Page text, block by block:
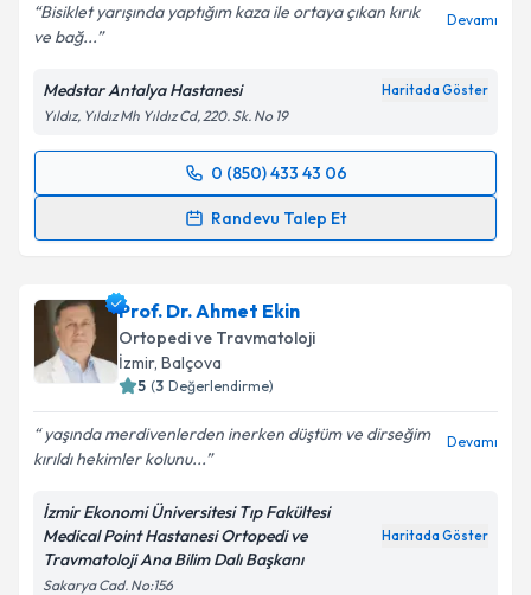
Bisiklet yarışında yaptığım kaza ile ortaya çıkan kırık
ve bağ...
Devamı
Medstar Antalya Hastanesi Haritada Göster
Yıldız, Yıldız Mh Yıldız Cd, 220. Sk. No 19
0 (850) 433 43 06
Randevu Talep Et
Randevu Takvimi Talebi
takvim hazırlandığında e-posta ile bilgilendireceğiz.
E-posta Adresiniz
'ni okudum ve kişisel verilerimin belirtilen
kapsamda işlenmesini kabul ediyorum.
Prof. Dr. Ahmet Ekin
Ortopedi ve Travmatoloji
İzmir, Balçova
5 (3 Değerlendirme)
yaşında merdivenlerden inerken düştüm ve dirseğim
kırıldı hekimler kolunu...
Devamı
İzmir Ekonomi Üniversitesi Tıp Fakültesi
Medical Point Hastanesi Ortopedi ve
Travmatoloji Ana Bilim Dalı Başkanı
Haritada Göster
Sakarya Cad. No:156